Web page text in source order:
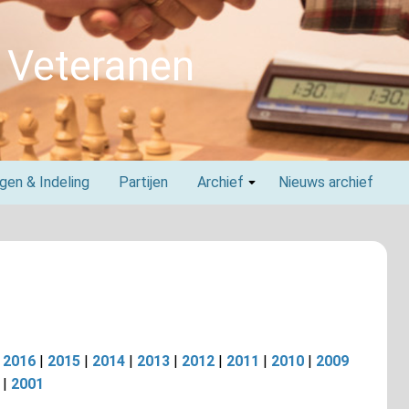
& Indeling Partijen Archief Nieuws archief
2016 | 2015 | 2014 | 2013 | 2012 | 2011 | 2010 | 2009
| 2001